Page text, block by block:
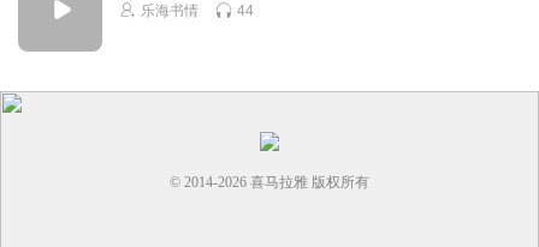
听友208799957
鸡你太美鸡你太美鸡你太美鸡你太美鸡你太美鸡你太美鸡你
鸡你太美鸡你太美鸡你太美鸡你太美鸡你太美鸡你太美鸡你
太美鸡你太美鸡你太美鸡你太美鸡你太美鸡你太美鸡你太美
乐海书情 44
© 2014-2026 喜马拉雅 版权所有